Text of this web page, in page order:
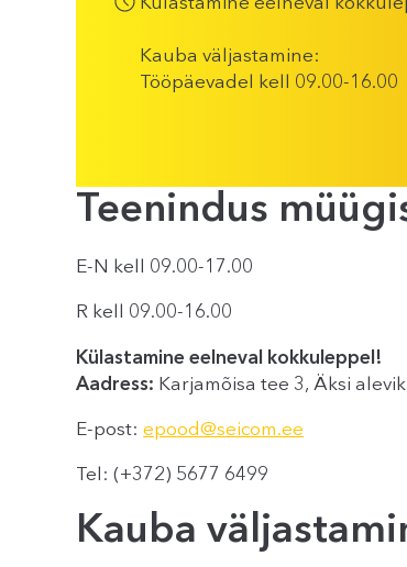
Külastamine eelneval
Kauba väljastamine:
Tööpäevadel kell 09.00-16.00
Teenindus
E-N kell 09.00-17.00
R kell 09.00-16.00
Külastamine eelneval kokkuleppel!
Aadress: Karjamõisa tee 3, Äksi
E-post:epood@seicom.ee
Tel: (+372) 5677 6499
Kauba